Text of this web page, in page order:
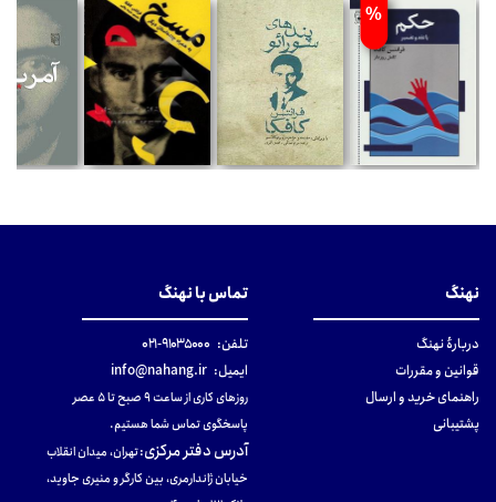
%
نهنگ
دربارهٔ نهنگ
قوانین و مقررات
راهنمای خرید و ارسال
پشتیبانی
تماس با نهنگ
تلفن: ۹۱۰۳۵۰۰۰-۰۲۱
ایمیل: info@nahang.ir
روزهای کاری از ساعت ۹ صبح تا ۵ عصر
پاسخگوی تماس شما هستیم.
آدرس دفتر مرکزی:تهران، میدان انقلاب
خیابان ژاندارمری، بین کارگر و منیری جاوید،